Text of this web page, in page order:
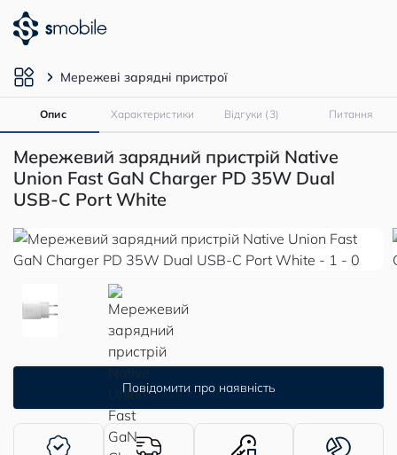
Мережеві зарядні пристрої
Опис Характеристики Відгуки (3) Питання
Мережевий зарядний пристрій Native
Union Fast GaN Charger PD 35W Dual
USB-C Port White
Повідомити про наявність